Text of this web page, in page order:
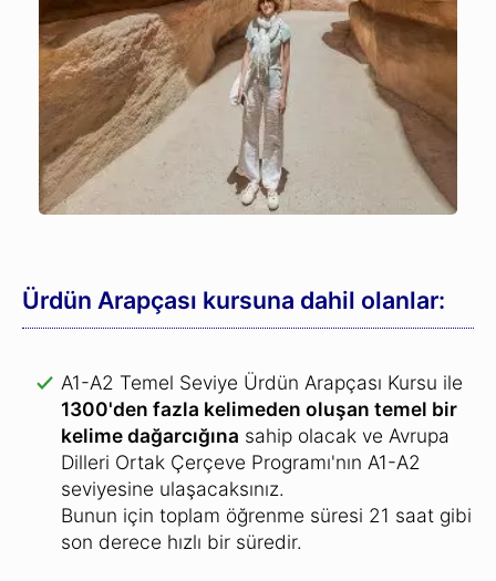
Ürdün Arapçası kursuna dahil olanlar:
A1-A2 Temel Seviye Ürdün Arapçası Kursu ile
1300'den fazla kelimeden oluşan temel bir
kelime dağarcığına sahip olacak ve Avrupa
Dilleri Ortak Çerçeve Programı'nın A1-A2
seviyesine ulaşacaksınız.
Bunun için toplam öğrenme süresi 21 saat gibi
son derece hızlı bir süredir.